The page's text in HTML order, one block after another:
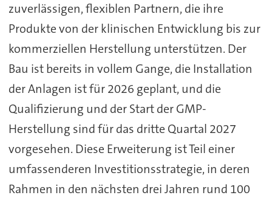
zuverlässigen, flexiblen Partnern, die ihre
Produkte von der klinischen Entwicklung bis zur
kommerziellen Herstellung unterstützen. Der
Bau ist bereits in vollem Gange, die Installation
der Anlagen ist für 2026 geplant, und die
Qualifizierung und der Start der GMP-
Herstellung sind für das dritte Quartal 2027
vorgesehen. Diese Erweiterung ist Teil einer
umfassenderen Investitionsstrategie, in deren
Rahmen in den nächsten drei Jahren rund 100